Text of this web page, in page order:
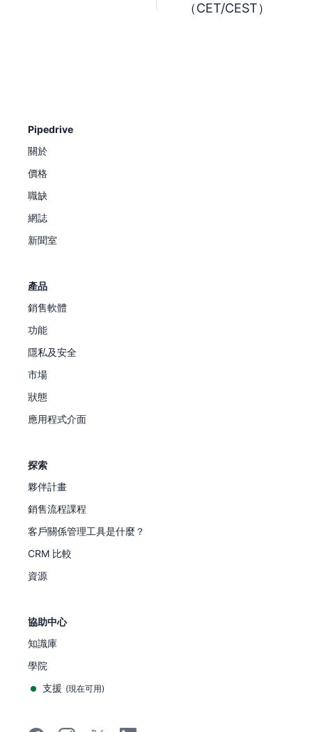
（CET/CEST）
Pipedrive
關於
價格
職缺
網誌
新聞室
產品
銷售軟體
功能
隱私及安全
市場
狀態
應用程式介面
探索
夥伴計畫
銷售流程課程
客戶關係管理工具是什麼？
CRM 比較
資源
協助中心
知識庫
學院
支援 (現在可用)